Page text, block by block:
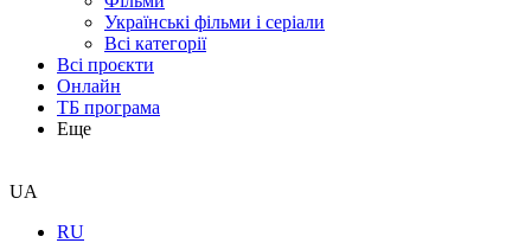
Українські фільми і серіали
Всі категорії
Всі проєкти
Онлайн
ТБ програма
Еще
UA
RU